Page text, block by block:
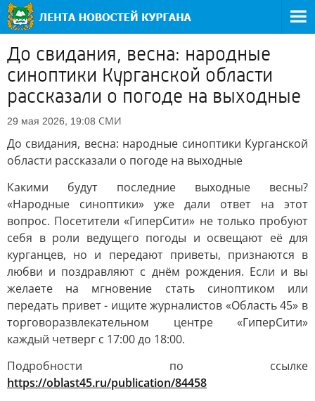
До свидания, весна: народные
синоптики Курганской области
рассказали о погоде на выходные
29 мая 2026, 19:08 СМИ
До свидания, весна: народные синоптики Курганской
области рассказали о погоде на выходные
Какими будут последние выходные весны?
«Народные синоптики» уже дали ответ на этот
вопрос. Посетители «ГиперСити» не только пробуют
себя в роли ведущего погоды и освещают её для
курганцев, но и передают приветы, признаются в
любви и поздравляют с днём рождения. Если и вы
желаете на мгновение стать синоптиком или
передать привет - ищите журналистов «Область 45» в
торговоразвлекательном центре «ГиперСити»
каждый четверг с 17:00 до 18:00.
Подробности по ссылке
https://oblast45.ru/publication/84458